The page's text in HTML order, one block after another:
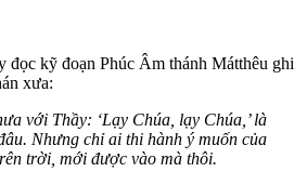
đọc kỹ đoạn Phúc Âm thánh Mátthêu ghi
xưa:
với Thầy: ‘Lạy Chúa, lạy Chúa,’ là
Nhưng chỉ ai thi hành ý muốn của
trời, mới được vào mà thôi.